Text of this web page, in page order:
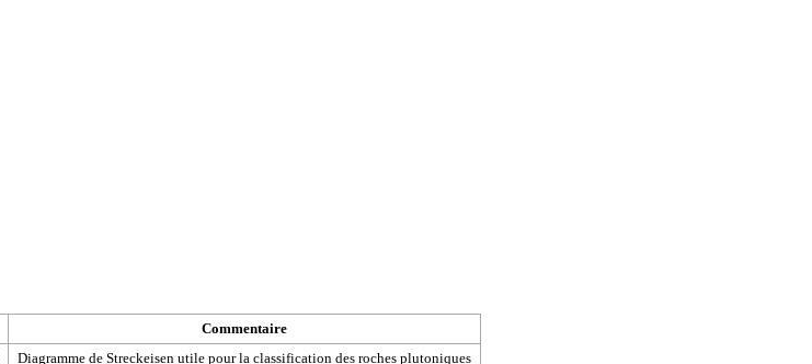
Commentaire
Diagramme de Streckeisen utile pour la classification des roches plutoniques